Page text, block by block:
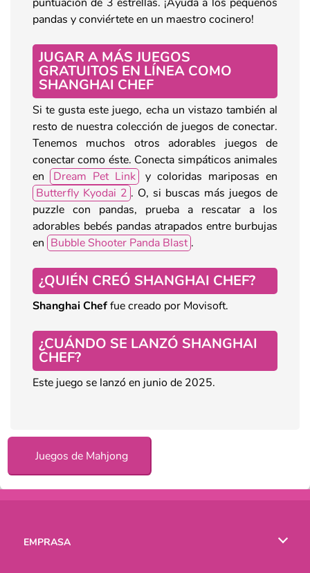
pandas y conviértete en un maestro cocinero!
JUGAR A MÁS JUEGOS
GRATUITOS EN LÍNEA COMO
SHANGHAI CHEF
Si te gusta este juego, echa un vistazo también al
resto de nuestra colección de juegos de conectar.
Tenemos muchos otros adorables juegos de
conectar como éste. Conecta simpáticos animales
en
Dream Pet Link
y coloridas mariposas en
Butterfly Kyodai 2 . O, si buscas más juegos de
puzzle con pandas, prueba a rescatar a los
adorables bebés pandas atrapados entre burbujas
en Bubble Shooter Panda Blast .
¿QUIÉN CREÓ SHANGHAI CHEF?
ShanghaiCheffue creado por Movisoft.
¿CUÁNDO SE LANZÓ SHANGHAI
CHEF?
Este juego se lanzó en junio de 2025.
Juegos de Mahjong
EMPRASA